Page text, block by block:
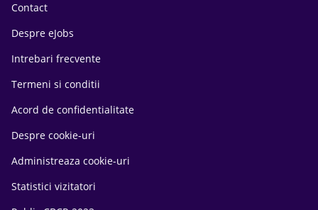
Contact
Despre eJobs
Intrebari frecvente
Termeni si conditii
Acord de confidentialitate
Despre cookie-uri
Administreaza cookie-uri
Statistici vizitatori